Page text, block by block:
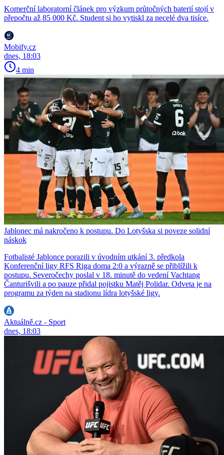
Komerční laboratorní článek pro výzkum průtočných baterií stojí v
přepočtu až 85 000 Kč. Student si ho vytiskl za necelé dva tisíce.
Mobify.cz
dnes, 18:03
4 min
Jablonec má nakročeno k postupu. Do Lotyšska si poveze solidní
náskok
Fotbalisté Jablonce porazili v úvodním utkání 3. předkola
Konferenční ligy RFS Riga doma 2:0 a výrazně se přiblížili k
postupu. Severočechy poslal v 18. minutě do vedení Vachtang
Čanturišvili a po pauze přidal pojistku Matěj Polidar. Odveta je na
programu za týden na stadionu lídra lotyšské ligy.
Aktuálně.cz - Sport
dnes, 18:03